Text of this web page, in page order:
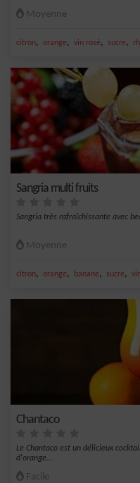
Moyenne
citron, orange, vin rosé, sucre,
Sangria multi fruits
Sangria très rafraîchissante avec
Moyenne
citron, orange, banane, sucre,
Chantaco
Le Chantaco est un délicieux
d'orange...
Facile